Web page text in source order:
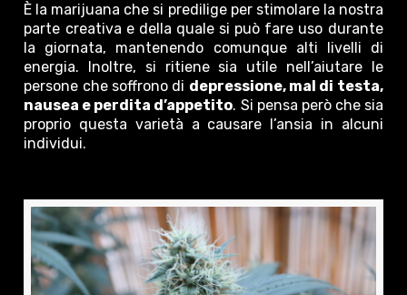
È la marijuana che si predilige per stimolare la nostra
parte creativa e della quale si può fare uso durante
la giornata, mantenendo comunque alti livelli di
energia. Inoltre, si ritiene sia utile nell’aiutare le
persone che soffrono di depressione, mal di testa,
nausea e perdita d’appetito. Si pensa però che sia
proprio questa varietà a causare l’ansia in alcuni
individui.